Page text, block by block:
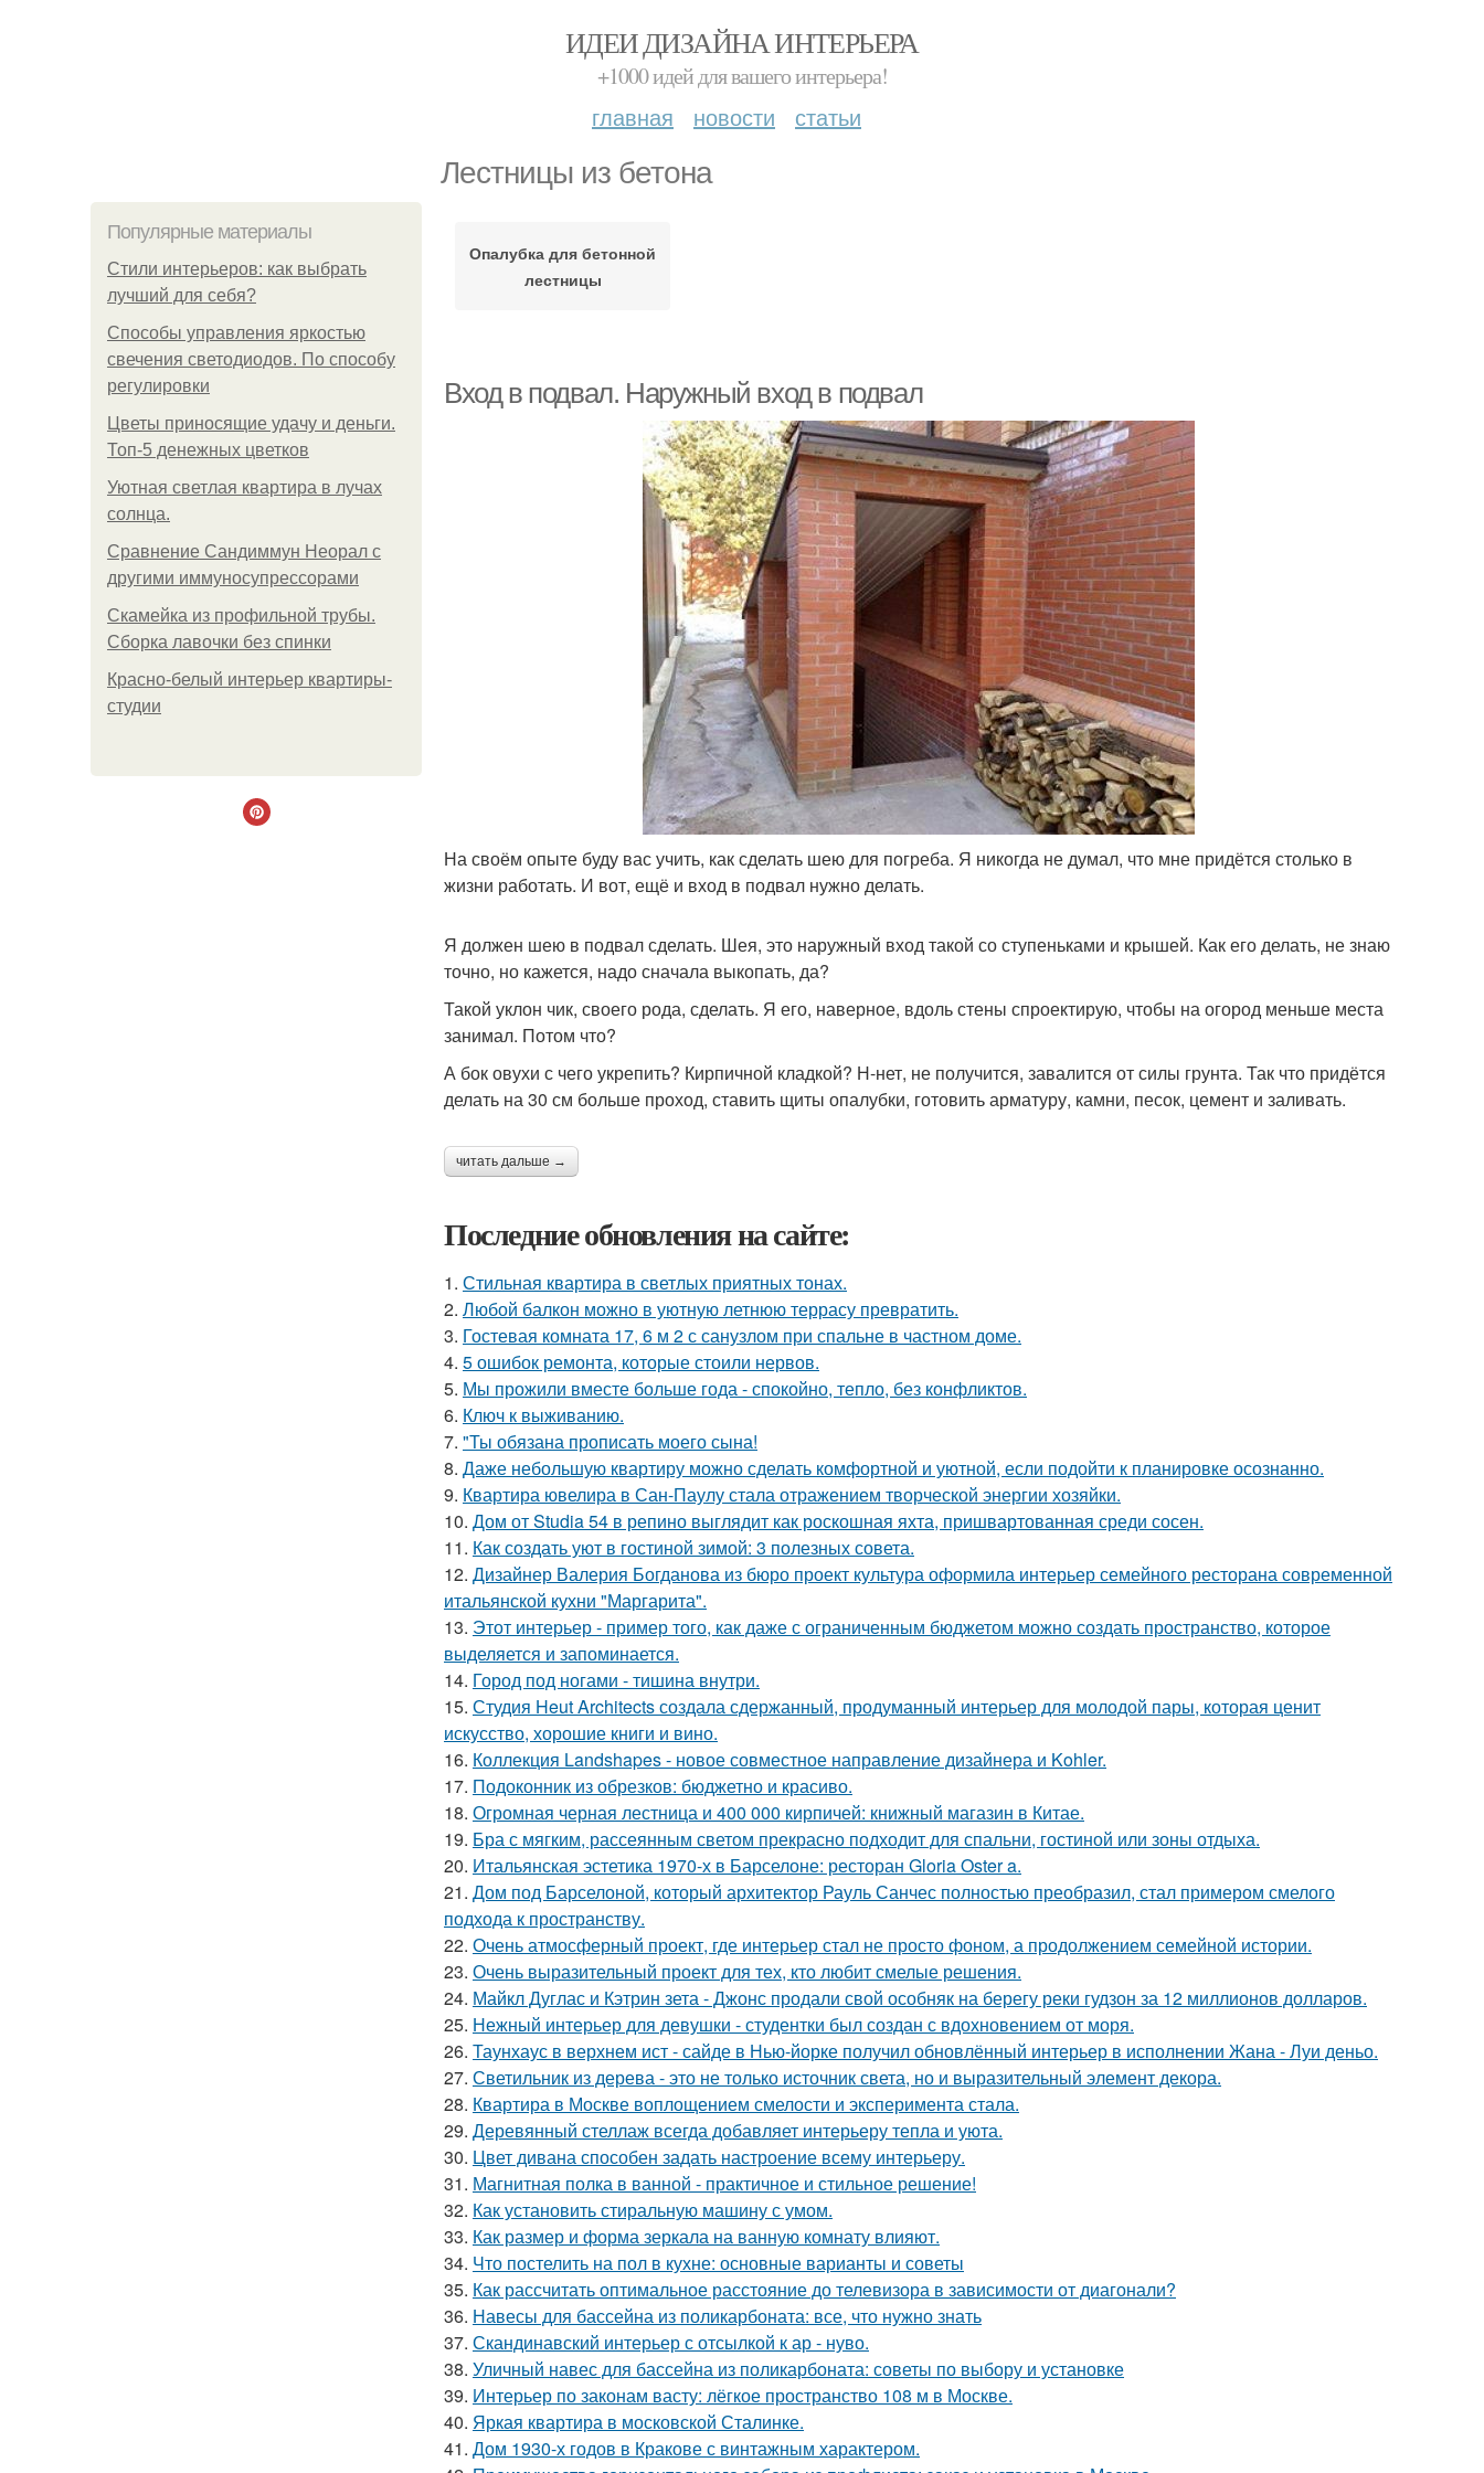
ИДЕИ ДИЗАЙНА ИНТЕРЬЕРА
+1000 идей для вашего интерьера!
главная новости статьи
Лестницы из бетона
Популярные материалы
Стили интерьеров: как выбрать
лучший для себя?
Способы управления яркостью
свечения светодиодов. По способу
регулировки
Цветы приносящие удачу и деньги.
Топ-5 денежных цветков
Уютная светлая квартира в лучах
солнца.
Сравнение Сандиммун Неорал с
другими иммуносупрессорами
Скамейка из профильной трубы.
Сборка лавочки без спинки
Красно-белый интерьер квартиры-
студии
Опалубка для бетонной
лестницы
Вход в подвал. Наружный вход в подвал
На своём опыте буду вас учить, как сделать шею для погреба. Я никогда не думал, что мне придётся столько в
жизни работать. И вот, ещё и вход в подвал нужно делать.
Я должен шею в подвал сделать. Шея, это наружный вход такой со ступеньками и крышей. Как его делать, не знаю
точно, но кажется, надо сначала выкопать, да?
Такой уклон чик, своего рода, сделать. Я его, наверное, вдоль стены спроектирую, чтобы на огород меньше места
занимал. Потом что?
А бок овухи с чего укрепить? Кирпичной кладкой? Н-нет, не получится, завалится от силы грунта. Так что придётся
делать на 30 см больше проход, ставить щиты опалубки, готовить арматуру, камни, песок, цемент и заливать.
читать дальше →
Последние обновления на сайте:
1. Стильная квартира в светлых приятных тонах.
2. Любой балкон можно в уютную летнюю террасу превратить.
3. Гостевая комната 17, 6 м 2 с санузлом при спальне в частном доме.
4. 5 ошибок ремонта, которые стоили нервов.
5. Мы прожили вместе больше года - спокойно, тепло, без конфликтов.
6. Ключ к выживанию.
7. "Ты обязана прописать моего сына!
8. Даже небольшую квартиру можно сделать комфортной и уютной, если подойти к планировке осознанно.
9. Квартира ювелира в Сан-Паулу стала отражением творческой энергии хозяйки.
10. Дом от Studia 54 в репино выглядит как роскошная яхта, пришвартованная среди сосен.
11. Как создать уют в гостиной зимой: 3 полезных совета.
12. Дизайнер Валерия Богданова из бюро проект культура оформила интерьер семейного ресторана современной
итальянской кухни "Маргарита".
13. Этот интерьер - пример того, как даже с ограниченным бюджетом можно создать пространство, которое
выделяется и запоминается.
14. Город под ногами - тишина внутри.
15. Студия Heut Architects создала сдержанный, продуманный интерьер для молодой пары, которая ценит
искусство, хорошие книги и вино.
16. Коллекция Landshapes - новое совместное направление дизайнера и Kohler.
17. Подоконник из обрезков: бюджетно и красиво.
18. Огромная черная лестница и 400 000 кирпичей: книжный магазин в Китае.
19. Бра с мягким, рассеянным светом прекрасно подходит для спальни, гостиной или зоны отдыха.
20. Итальянская эстетика 1970-х в Барселоне: ресторан Gloria Oster a.
21. Дом под Барселоной, который архитектор Рауль Санчес полностью преобразил, стал примером смелого
подхода к пространству.
22. Очень атмосферный проект, где интерьер стал не просто фоном, а продолжением семейной истории.
23. Очень выразительный проект для тех, кто любит смелые решения.
24. Майкл Дуглас и Кэтрин зета - Джонс продали свой особняк на берегу реки гудзон за 12 миллионов долларов.
25. Нежный интерьер для девушки - студентки был создан с вдохновением от моря.
26. Таунхаус в верхнем ист - сайде в Нью-йорке получил обновлённый интерьер в исполнении Жана - Луи деньо.
27. Светильник из дерева - это не только источник света, но и выразительный элемент декора.
28. Квартира в Москве воплощением смелости и эксперимента стала.
29. Деревянный стеллаж всегда добавляет интерьеру тепла и уюта.
30. Цвет дивана способен задать настроение всему интерьеру.
31. Магнитная полка в ванной - практичное и стильное решение!
32. Как установить стиральную машину с умом.
33. Как размер и форма зеркала на ванную комнату влияют.
34. Что постелить на пол в кухне: основные варианты и советы
35. Как рассчитать оптимальное расстояние до телевизора в зависимости от диагонали?
36. Навесы для бассейна из поликарбоната: все, что нужно знать
37. Скандинавский интерьер с отсылкой к ар - нуво.
38. Уличный навес для бассейна из поликарбоната: советы по выбору и установке
39. Интерьер по законам васту: лёгкое пространство 108 м в Москве.
40. Яркая квартира в московской Сталинке.
41. Дом 1930-х годов в Кракове с винтажным характером.